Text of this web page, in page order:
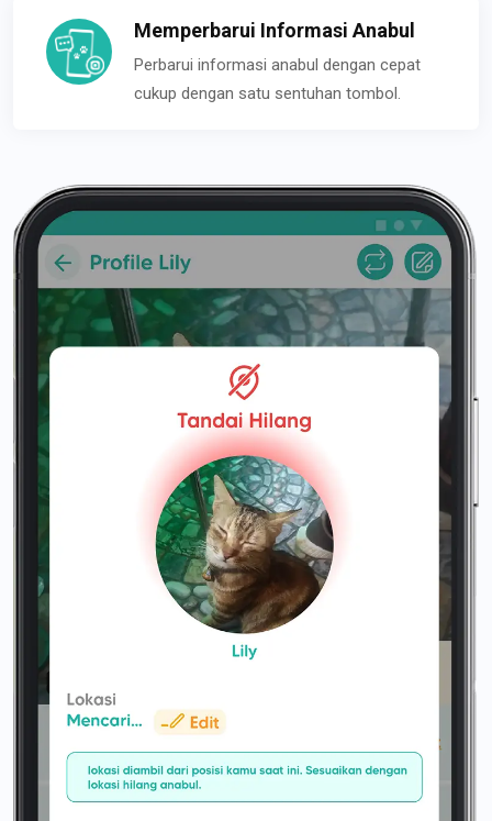
Memperbarui Informasi Anabul
Perbarui informasi anabul dengan cepat
cukup dengan satu sentuhan tombol.